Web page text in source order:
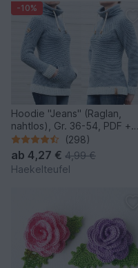
-10%
Hoodie "Jeans" (Raglan,
nahtlos), Gr. 36-54, PDF +
Link zum Video
(298)
ab 4,27 € 4,99 €
Haekelteufel